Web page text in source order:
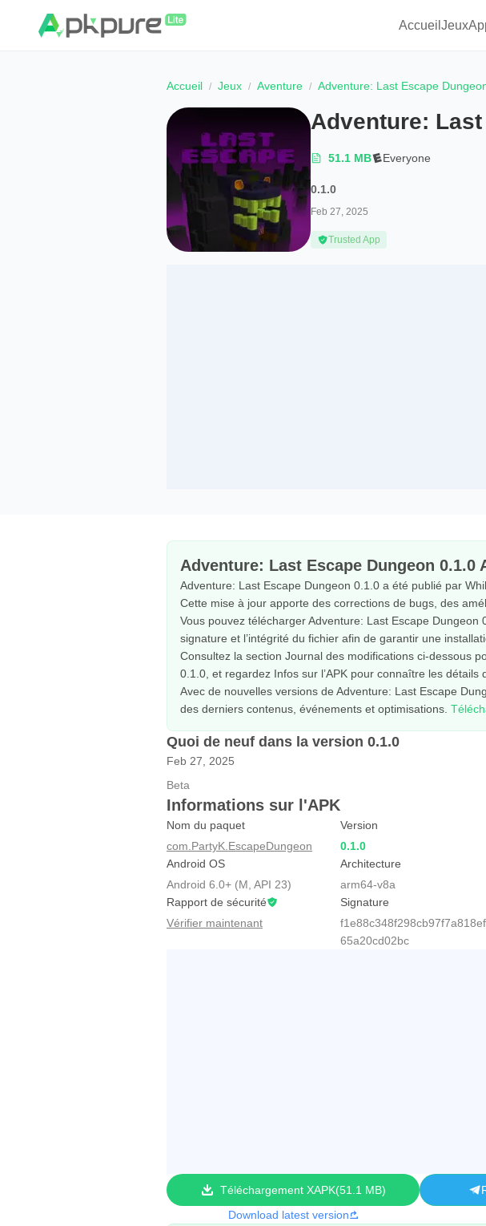
Accueil Jeux
Accueil Jeux Aventure Adventure: Last Escape
Adventure:
51.1 MB Everyone
0.1.0
Feb 27, 2025
Trusted App
Adventure: Last Escape Dungeon 0.1.0
Adventure: Last Escape Dungeon 0.1.0 a été publié par
Cette mise à jour apporte des corrections de bugs, des
Vous pouvez télécharger Adventure: Last Escape
signature et l’intégrité du fichier afin de garantir une
Consultez la section Journal des modifications ci-dessous
0.1.0, et regardez Infos sur l’APK pour connaître les
Avec de nouvelles versions de Adventure: Last Escape
des derniers contenus, événements et optimisations.
Quoi de neuf dans la version 0.1.0
Feb 27, 2025
Beta
Informations sur l'APK
Nom du paquet
com.PartyK.EscapeDungeon
Version
0.1.0
Android OS
Android 6.0+ (M, API 23)
Architecture
arm64-v8a
Rapport de sécurité
Vérifier maintenant
Signature
65a20cd02bc
Download latest version
Téléchargement XAPK 51.1 MB